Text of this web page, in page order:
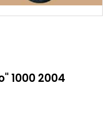
1000 2004